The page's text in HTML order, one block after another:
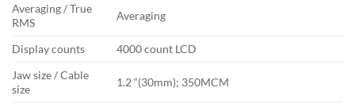
Averaging / True
RMS
Averaging
Display counts
4000 count LCD
Jaw size / Cable
size
1.2 “(30mm); 350MCM